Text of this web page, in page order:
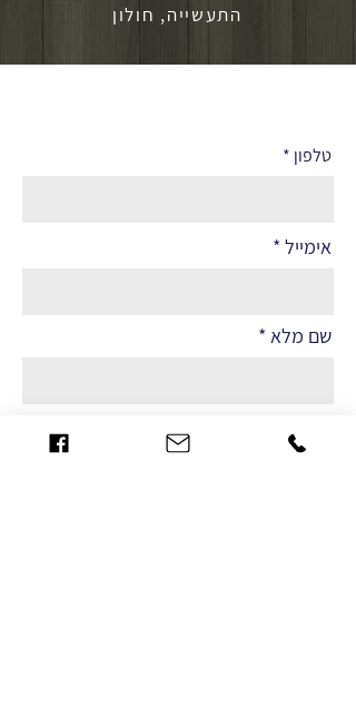
התעשייה, חולון
טלפון
אימייל
שם מלא